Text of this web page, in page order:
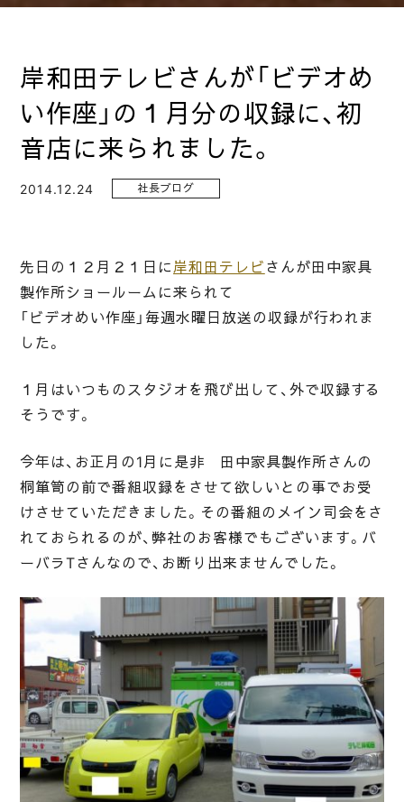
岸和田テレビさんが「ビデオめ
い作座」の１月分の収録に、初
音店に来られました。
2014.12.24 社長ブログ
先日の１２月２１日に 岸和田テレビ さんが田中家具
製作所ショールームに来られて
「ビデオめい作座」毎週水曜日放送の収録が行われま
した。
１月はいつものスタジオを飛び出して、外で収録する
そうです。
今年は、お正月の1月に是非 田中家具製作所さんの
桐箪笥の前で番組収録をさせて欲しいとの事でお受
けさせていただきました。その番組のメイン司会をさ
れておられるのが、弊社のお客様でもございます。バ
ーバラTさんなので、お断り出来ませんでした。